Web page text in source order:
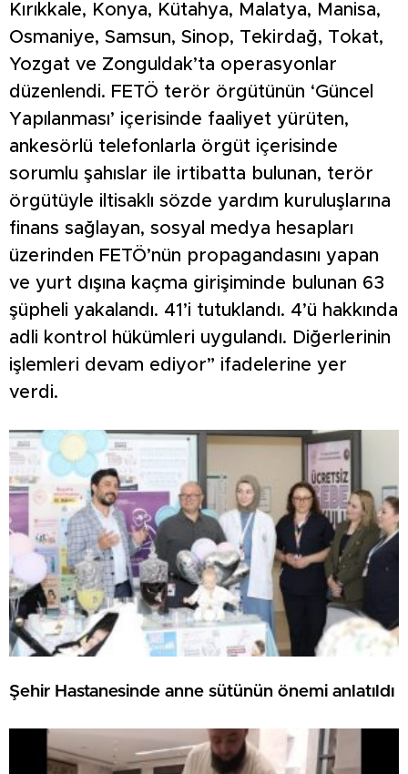
Kırıkkale, Konya, Kütahya, Malatya, Manisa,
Osmaniye, Samsun, Sinop, Tekirdağ, Tokat,
Yozgat ve Zonguldak’ta operasyonlar
düzenlendi. FETÖ terör örgütünün ‘Güncel
Yapılanması’ içerisinde faaliyet yürüten,
ankesörlü telefonlarla örgüt içerisinde
sorumlu şahıslar ile irtibatta bulunan, terör
örgütüyle iltisaklı sözde yardım kuruluşlarına
finans sağlayan, sosyal medya hesapları
üzerinden FETÖ’nün propagandasını yapan
ve yurt dışına kaçma girişiminde bulunan 63
şüpheli yakalandı. 41’i tutuklandı. 4’ü hakkında
adli kontrol hükümleri uygulandı. Diğerlerinin
işlemleri devam ediyor” ifadelerine yer
verdi.
Şehir Hastanesinde anne sütünün önemi anlatıldı